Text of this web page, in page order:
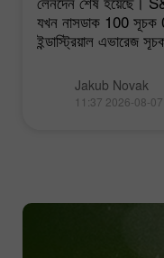
যখন নাসডাক 100 সূচক
ইন্ডাস্ট্রিয়াল এভারেজ
Jakub Novak
11:37 2026-08-